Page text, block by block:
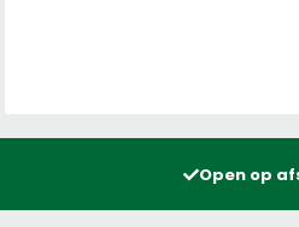
Open op